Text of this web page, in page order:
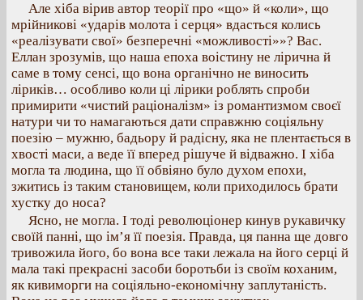
Але хіба вірив автор теорії про «що» й «коли», що
мрійникові «ударів молота і серця» вдасться колись
«реалізувати свої» безперечні «можливості»»? Вас.
Еллан зрозумів, що наша епоха воістину не лірична й
саме в тому сенсі, що вона органічно не виносить
ліриків… особливо коли ці лірики роблять спроби
примирити «чистий раціоналізм» із романтизмом своєї
натури чи то намагаються дати справжню соціяльну
поезію – мужню, бадьору й радісну, яка не плентається в
хвості маси, а веде її вперед рішуче й відважно. І хіба
могла та людина, що її обвіяно було духом епохи,
зжитись із таким становищем, коли приходилось брати
хустку до носа?
Ясно, не могла. І тоді революціонер кинув рукавичку
своїй панні, що ім’я її поезія. Правда, ця панна ще довго
тривожила його, бо вона все таки лежала на його серці й
мала такі прекрасні засоби боротьби із своїм коханим,
як кивиморги на соціяльно-економічну заплутаність.